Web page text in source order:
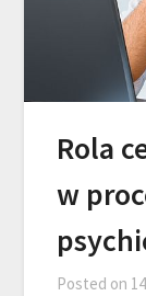
Rola
w
Posted on